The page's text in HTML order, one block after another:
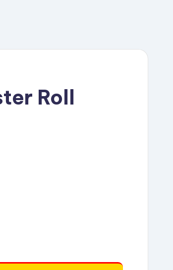
Roll